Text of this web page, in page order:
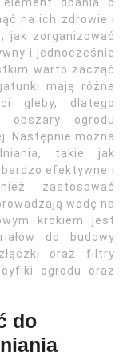
na ich zdrowie i
jak zorganizować
i jednocześnie
warto zacząć
mają różne
gleby, dlatego
ogrodu
Następnie można
takie jak
efektywne i
zastosować
wodę na
krokiem jest
do budowy
oraz filtry
ogrodu oraz
do